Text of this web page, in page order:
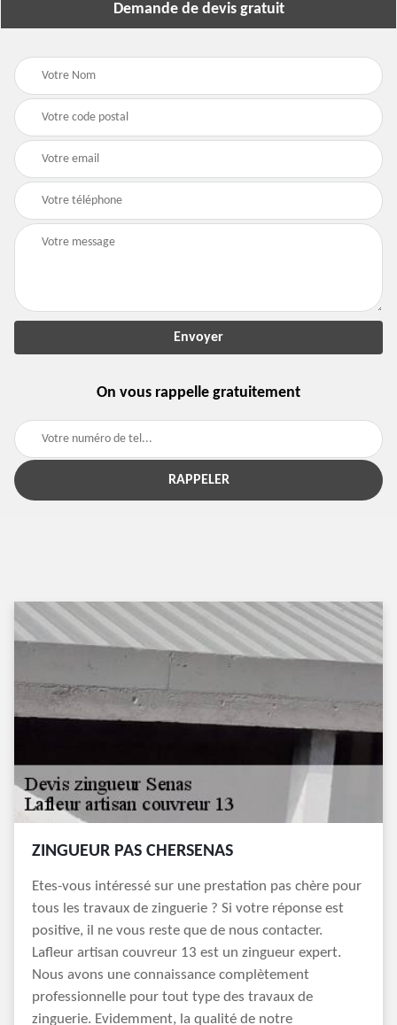
Demande de devis gratuit
On vous rappelle gratuitement
ZINGUEUR PAS CHERSENAS
Etes-vous intéressé sur une prestation pas chère pour
tous les travaux de zinguerie ? Si votre réponse est
positive, il ne vous reste que de nous contacter.
Lafleur artisan couvreur 13 est un zingueur expert.
Nous avons une connaissance complètement
professionnelle pour tout type des travaux de
zinguerie. Evidemment, la qualité de notre